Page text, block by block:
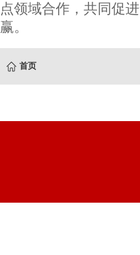
点领域合作，共同促
赢。
首页